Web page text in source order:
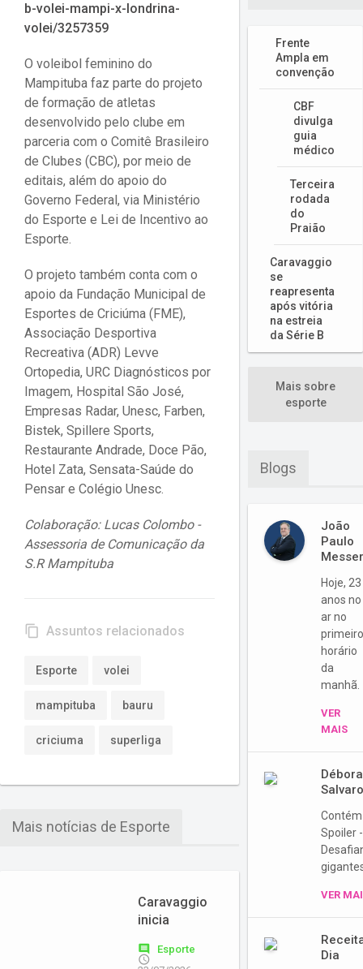
b-volei-mampi-x-londrina-
volei/3257359
O voleibol feminino do
Mampituba faz parte do projeto
de formação de atletas
desenvolvido pelo clube em
parceria com o Comitê Brasileiro
de Clubes (CBC), por meio de
editais, além do apoio do
Governo Federal, via Ministério
do Esporte e Lei de Incentivo ao
Esporte.
O projeto também conta com o
apoio da Fundação Municipal de
Esportes de Criciúma (FME),
Associação Desportiva
Recreativa (ADR) Levve
Ortopedia, URC Diagnósticos por
Imagem, Hospital São José,
Empresas Radar, Unesc, Farben,
Bistek, Spillere Sports,
Restaurante Andrade, Doce Pão,
Hotel Zata, Sensata-Saúde do
Pensar e Colégio Unesc.
Colaboração: Lucas Colombo -
Assessoria de Comunicação da
S.R Mampituba
content_copy Assuntos relacionados
Esporte volei
mampituba bauru
criciuma superliga
Mais notícias de Esporte
Caravaggio
inicia
para o último
comment Esporte
access_time
Frente
Ampla em
convenção
CBF
divulga
guia
médico
Terceira
rodada
do
Praião
Caravaggio
se
reapresenta
após vitória
na estreia
da Série B
Mais sobre
esporte
Blogs
João
Paulo
Hoje, 23
anos no
ar no
horário
da
manhã.
VER
MAIS
Débora
Contém
Spoiler -
VER
Dia